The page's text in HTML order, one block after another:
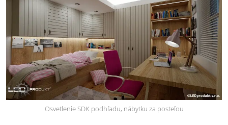
Osvetlenie SDK podhľadu, nábytku za posteľou